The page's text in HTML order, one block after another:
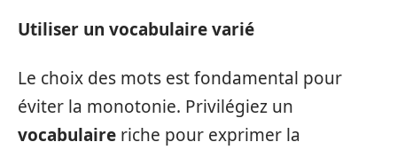
Utiliser un vocabulaire varié
Le choix des mots est fondamental pour
éviter la monotonie. Privilégiez un
vocabulaire riche pour exprimer la